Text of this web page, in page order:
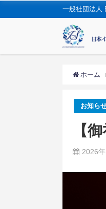
一般社団法人
ホーム
お知ら
【
2026